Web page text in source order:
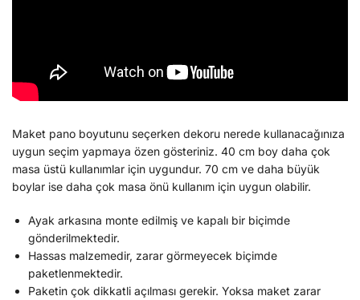
Maket pano boyutunu seçerken dekoru nerede kullanacağınıza
uygun seçim yapmaya özen gösteriniz. 40 cm boy daha çok
masa üstü kullanımlar için uygundur. 70 cm ve daha büyük
boylar ise daha çok masa önü kullanım için uygun olabilir.
Ayak arkasına monte edilmiş ve kapalı bir biçimde
gönderilmektedir.
Hassas malzemedir, zarar görmeyecek biçimde
paketlenmektedir.
Paketin çok dikkatli açılması gerekir. Yoksa maket zarar